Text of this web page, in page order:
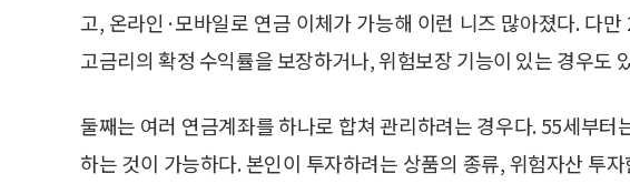
고, 온라인·모바일로 연금 이체가 가능해 이런 니즈 많아졌다. 다
고금리의 확정 수익률을 보장하거나, 위험보장 기능이 있는 경우도
둘째는 여러 연금계좌를 하나로 합쳐 관리하려는 경우다. 55세부
하는 것이 가능하다. 본인이 투자하려는 상품의 종류, 위험자산 투